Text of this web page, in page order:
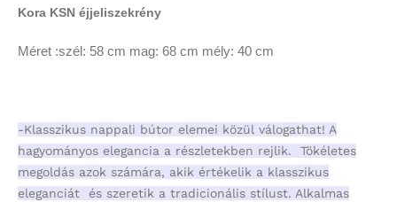
Kora KSN éjjeliszekrény
Méret :szél: 58 cm mag: 68 cm mély: 40 cm
-Klasszikus nappali bútor elemei közül válogathat! A
hagyományos elegancia a részletekben rejlik. Tökéletes
megoldás azok számára, akik értékelik a klasszikus
eleganciát és szeretik a tradicionális stílust. Alkalmas